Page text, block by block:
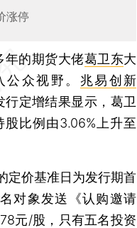
涨停
年的期货大佬葛卫东大
公众视野。 兆易创新
定增结果显示，葛卫
比例由3.06%上升至
价基准日为发行期首
对象发送《认购邀请
元/股，只有五名投资